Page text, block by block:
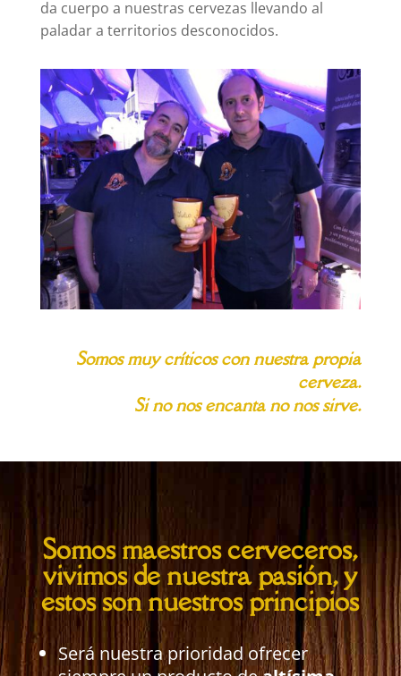
da cuerpo a nuestras cervezas llevando al
paladar a territorios desconocidos.
Somos muy críticos con nuestra propia
cerveza.
Si no nos encanta no nos sirve.
Somos maestros cerveceros,
vivimos de nuestra pasión, y
estos son nuestros principios
Será nuestra prioridad ofrecer